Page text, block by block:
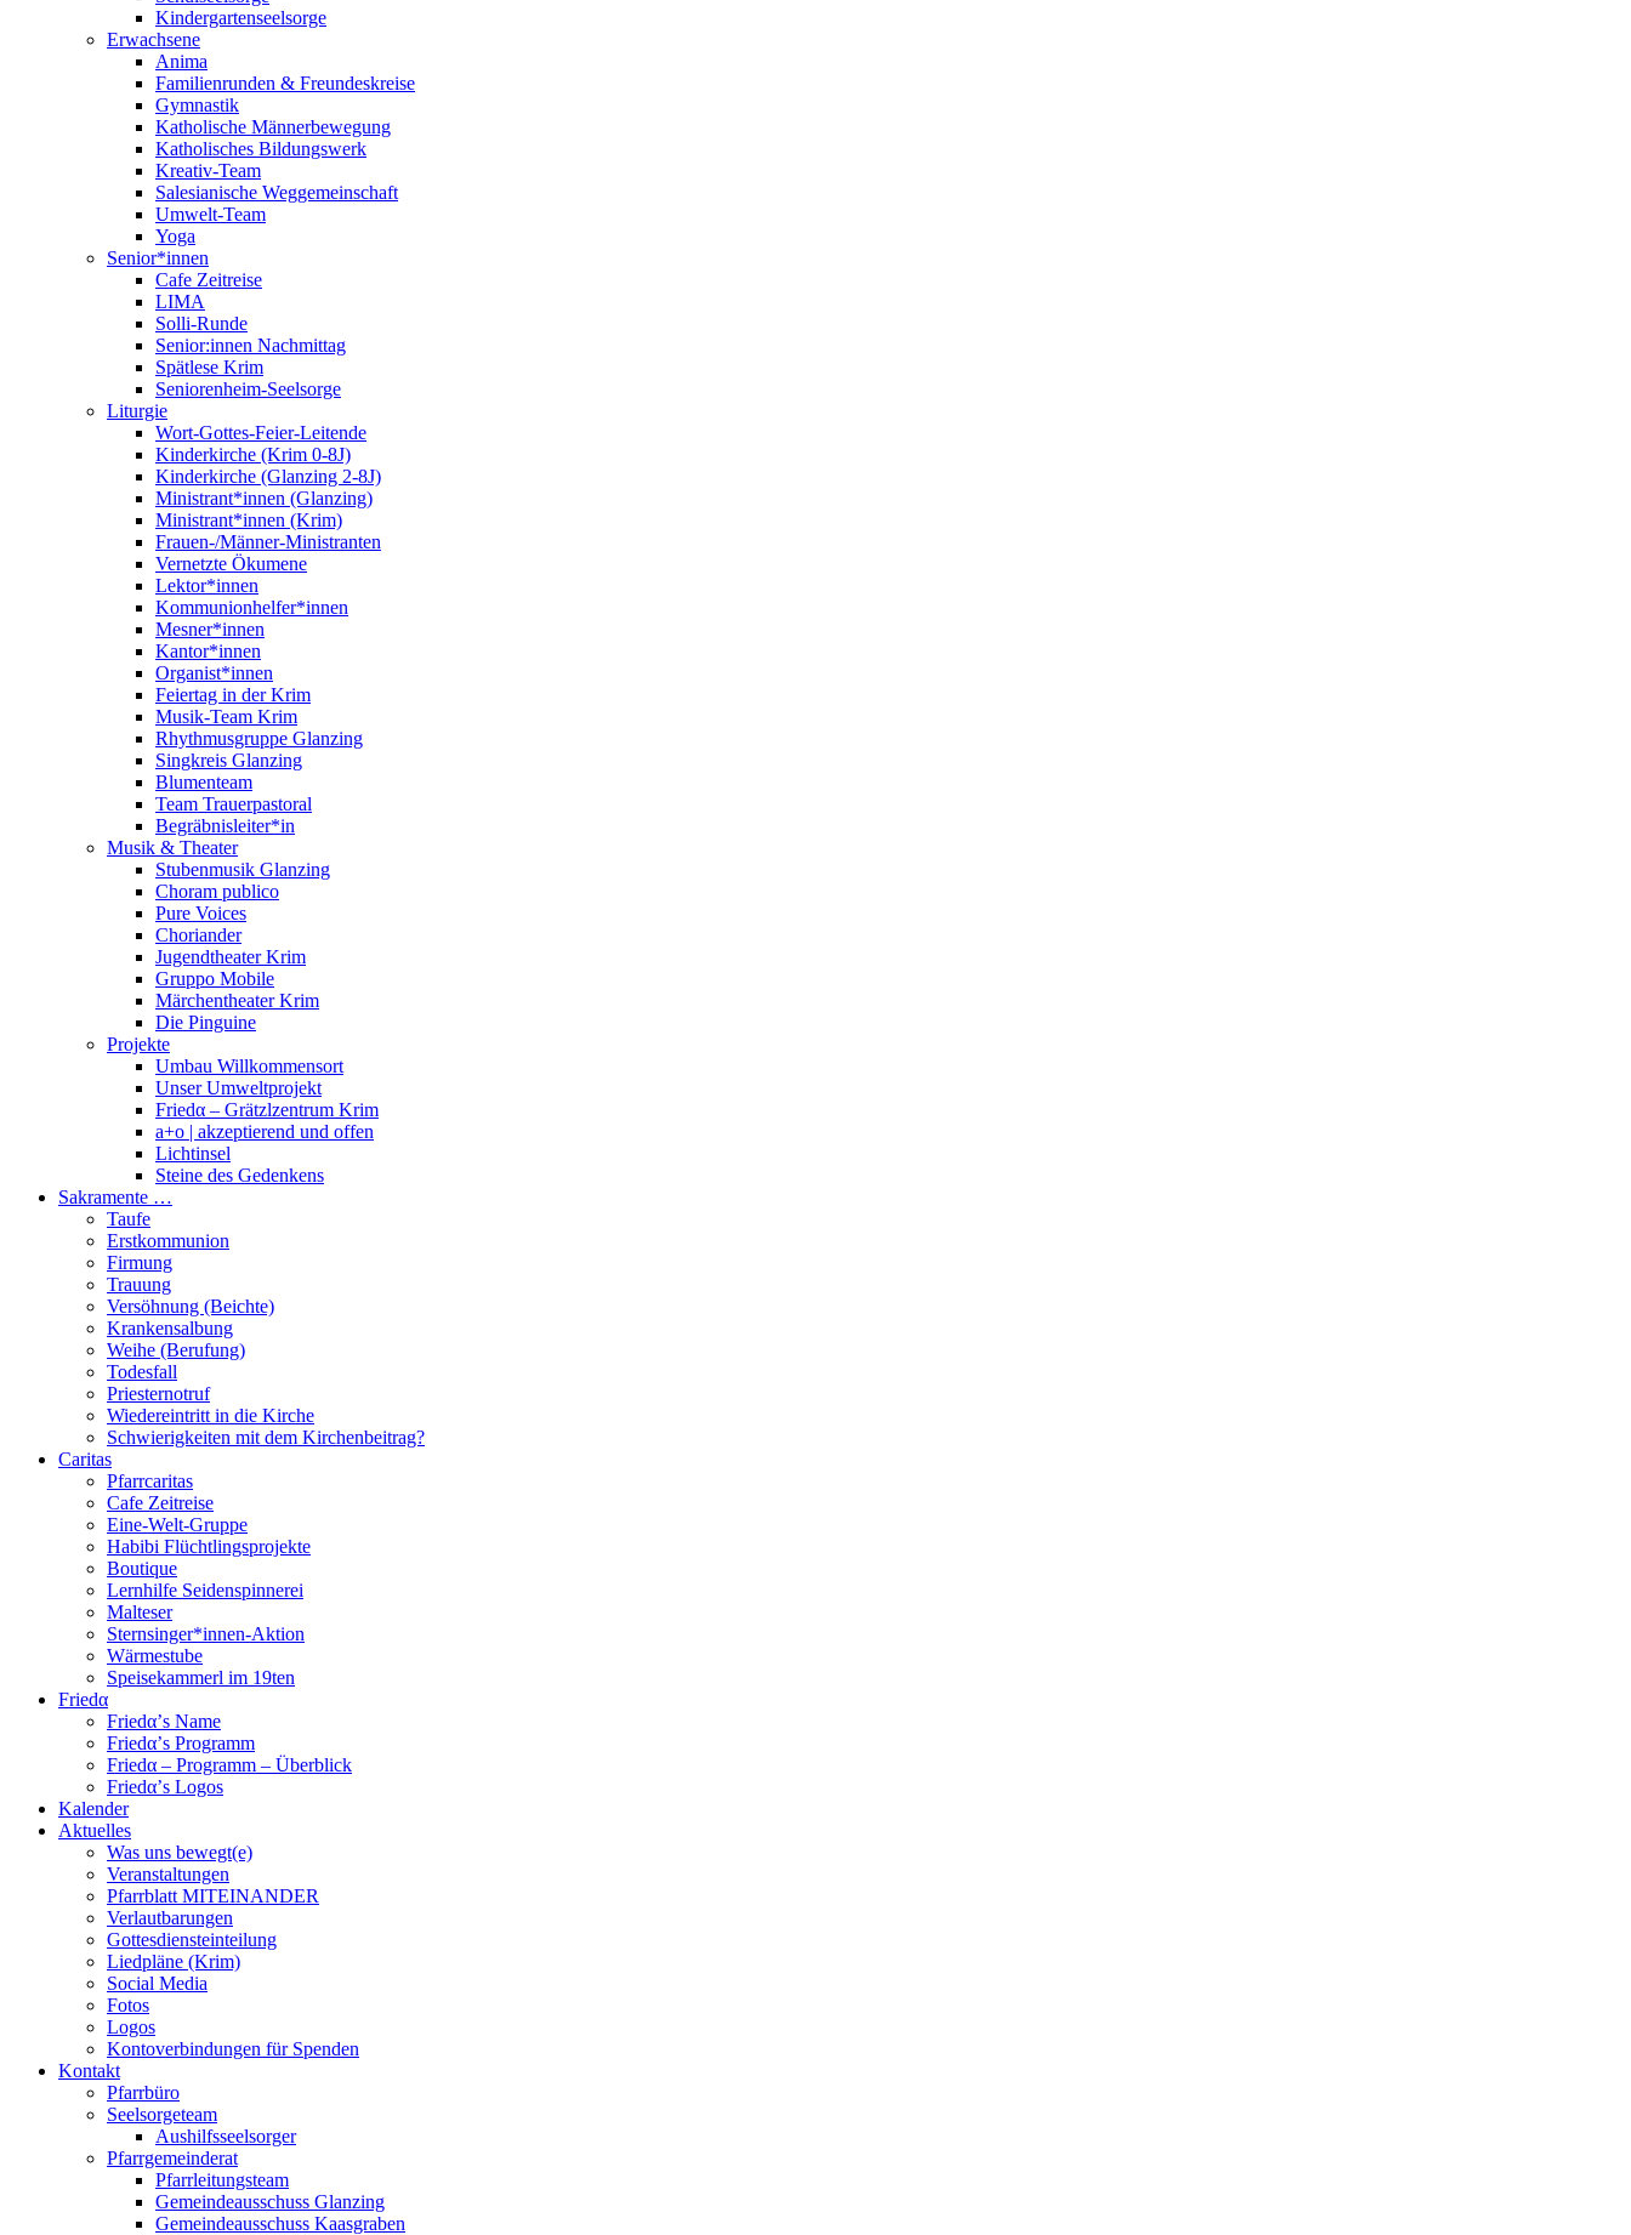
Kindergartenseelsorge
Erwachsene
Anima
Familienrunden & Freundeskreise
Gymnastik
Katholische Männerbewegung
Katholisches Bildungswerk
Kreativ-Team
Salesianische Weggemeinschaft
Umwelt-Team
Yoga
Senior*innen
Cafe Zeitreise
LIMA
Solli-Runde
Senior:innen Nachmittag
Spätlese Krim
Seniorenheim-Seelsorge
Liturgie
Wort-Gottes-Feier-Leitende
Kinderkirche (Krim 0-8J)
Kinderkirche (Glanzing 2-8J)
Ministrant*innen (Glanzing)
Ministrant*innen (Krim)
Frauen-/Männer-Ministranten
Vernetzte Ökumene
Lektor*innen
Kommunionhelfer*innen
Mesner*innen
Kantor*innen
Organist*innen
Feiertag in der Krim
Musik-Team Krim
Rhythmusgruppe Glanzing
Singkreis Glanzing
Blumenteam
Team Trauerpastoral
Begräbnisleiter*in
Musik & Theater
Stubenmusik Glanzing
Choram publico
Pure Voices
Choriander
Jugendtheater Krim
Gruppo Mobile
Märchentheater Krim
Die Pinguine
Projekte
Umbau Willkommensort
Unser Umweltprojekt
Friedα – Grätzlzentrum Krim
a+o | akzeptierend und offen
Lichtinsel
Steine des Gedenkens
Sakramente …
Taufe
Erstkommunion
Firmung
Trauung
Versöhnung (Beichte)
Krankensalbung
Weihe (Berufung)
Todesfall
Priesternotruf
Wiedereintritt in die Kirche
Schwierigkeiten mit dem Kirchenbeitrag?
Caritas
Pfarrcaritas
Cafe Zeitreise
Eine-Welt-Gruppe
Habibi Flüchtlingsprojekte
Boutique
Lernhilfe Seidenspinnerei
Malteser
Sternsinger*innen-Aktion
Wärmestube
Speisekammerl im 19ten
Friedα
Friedα’s Name
Friedα’s Programm
Friedα – Programm – Überblick
Friedα’s Logos
Kalender
Aktuelles
Was uns bewegt(e)
Veranstaltungen
Pfarrblatt MITEINANDER
Verlautbarungen
Gottesdiensteinteilung
Liedpläne (Krim)
Social Media
Fotos
Logos
Kontoverbindungen für Spenden
Kontakt
Pfarrbüro
Seelsorgeteam
Aushilfsseelsorger
Pfarrgemeinderat
Pfarrleitungsteam
Gemeindeausschuss Glanzing
Gemeindeausschuss Kaasgraben